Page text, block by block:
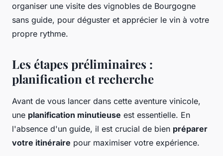
organiser une visite des vignobles de Bourgogne
sans guide, pour déguster et apprécier le vin à votre
propre rythme.
Les étapes préliminaires :
planification et recherche
Avant de vous lancer dans cette aventure vinicole,
une planification minutieuse est essentielle. En
l'absence d'un guide, il est crucial de bien préparer
votre itinéraire pour maximiser votre expérience.